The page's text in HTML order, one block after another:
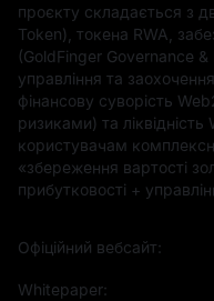
проєкту складається з
Token), токена RWA,
(GoldFinger Governance
управління та
фінансову суворість
ризиками) та
користувачам
«збереження вартості
прибутковості +
Офіційний вебсайт:
Whitepaper: